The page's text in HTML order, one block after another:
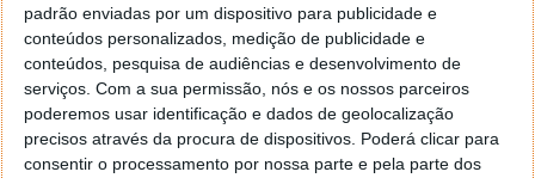
padrão enviadas por um dispositivo para publicidade e
conteúdos personalizados, medição de publicidade e
conteúdos, pesquisa de audiências e desenvolvimento de
serviços. Com a sua permissão, nós e os nossos parceiros
poderemos usar identificação e dados de geolocalização
precisos através da procura de dispositivos. Poderá clicar para
consentir o processamento por nossa parte e pela parte dos